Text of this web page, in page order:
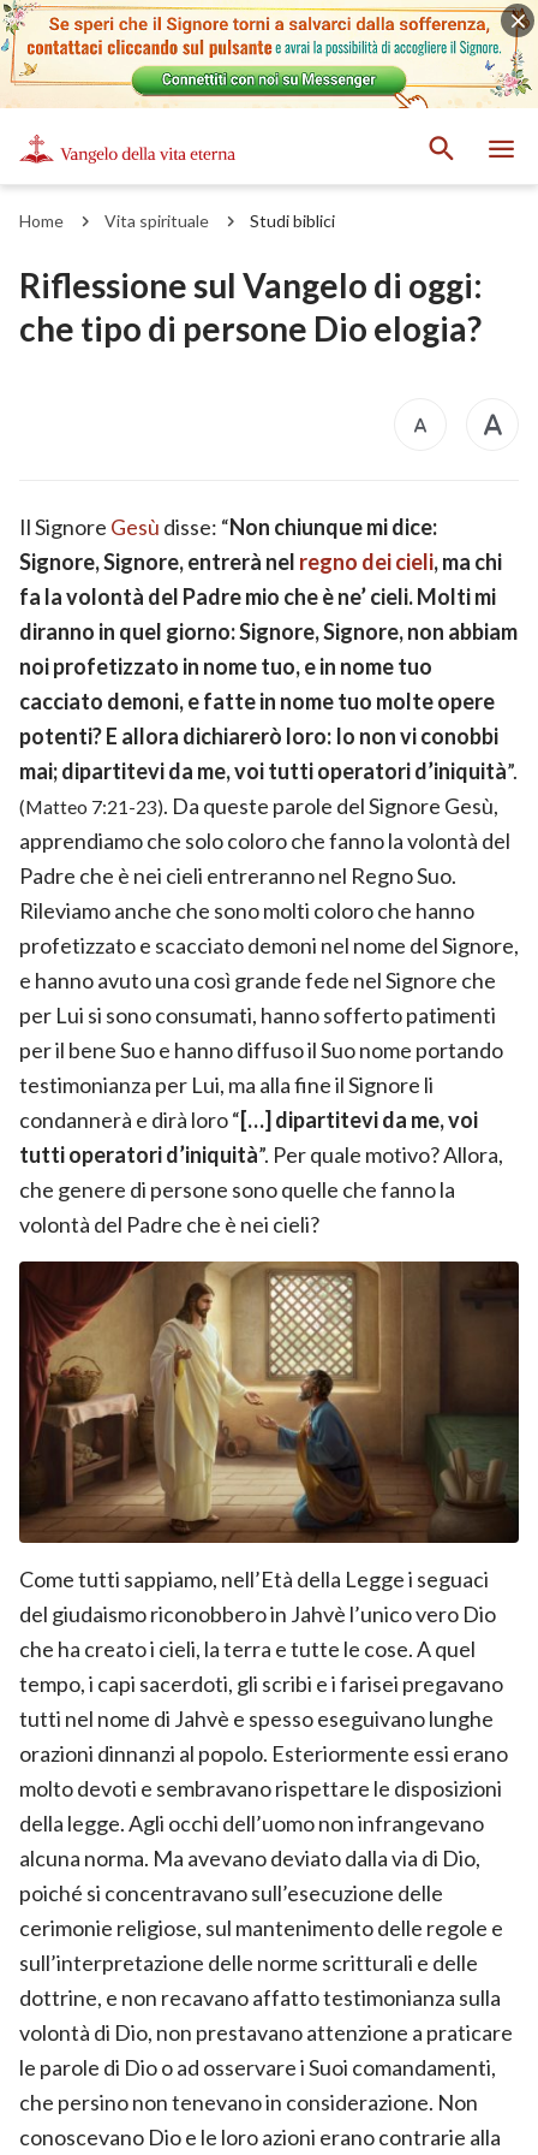
Home Vita spirituale Studi biblici
Riflessione sul Vangelo di oggi:
che tipo di persone Dio elogia?
Il Signore Gesù disse: “Non chiunque mi dice:
Signore, Signore, entrerà nel regno dei cieli, ma chi
fa la volontà del Padre mio che è ne’ cieli. Molti mi
diranno in quel giorno: Signore, Signore, non abbiam
noi profetizzato in nome tuo, e in nome tuo
cacciato demoni, e fatte in nome tuo molte opere
potenti? E allora dichiarerò loro: Io non vi conobbi
mai; dipartitevi da me, voi tutti operatori d’iniquità”.
(Matteo 7:21-23). Da queste parole del Signore Gesù,
apprendiamo che solo coloro che fanno la volontà del
Padre che è nei cieli entreranno nel Regno Suo.
Rileviamo anche che sono molti coloro che hanno
profetizzato e scacciato demoni nel nome del Signore,
e hanno avuto una così grande fede nel Signore che
per Lui si sono consumati, hanno sofferto patimenti
per il bene Suo e hanno diffuso il Suo nome portando
testimonianza per Lui, ma alla fine il Signore li
condannerà e dirà loro “[…] dipartitevi da me, voi
tutti operatori d’iniquità”. Per quale motivo? Allora,
che genere di persone sono quelle che fanno la
volontà del Padre che è nei cieli?
Come tutti sappiamo, nell’Età della Legge i seguaci
del giudaismo riconobbero in Jahvè l’unico vero Dio
che ha creato i cieli, la terra e tutte le cose. A quel
tempo, i capi sacerdoti, gli scribi e i farisei pregavano
tutti nel nome di Jahvè e spesso eseguivano lunghe
orazioni dinnanzi al popolo. Esteriormente essi erano
molto devoti e sembravano rispettare le disposizioni
della legge. Agli occhi dell’uomo non infrangevano
alcuna norma. Ma avevano deviato dalla via di Dio,
poiché si concentravano sull’esecuzione delle
cerimonie religiose, sul mantenimento delle regole e
sull’interpretazione delle norme scritturali e delle
dottrine, e non recavano affatto testimonianza sulla
volontà di Dio, non prestavano attenzione a praticare
le parole di Dio o ad osservare i Suoi comandamenti,
che persino non tenevano in considerazione. Non
conoscevano Dio e le loro azioni erano contrarie alla